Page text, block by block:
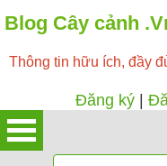
Blog Cây cảnh
Thông tin hữu ích, đầy
Đăng ký